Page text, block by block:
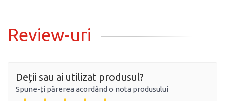
Review-uri
Deții sau ai utilizat produsul?
Spune-ți părerea acordând o nota produsului